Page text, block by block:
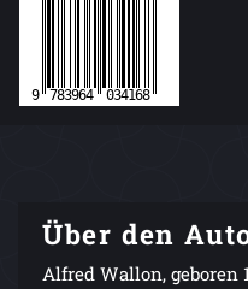
Über den
Alfred Wallon, geboren